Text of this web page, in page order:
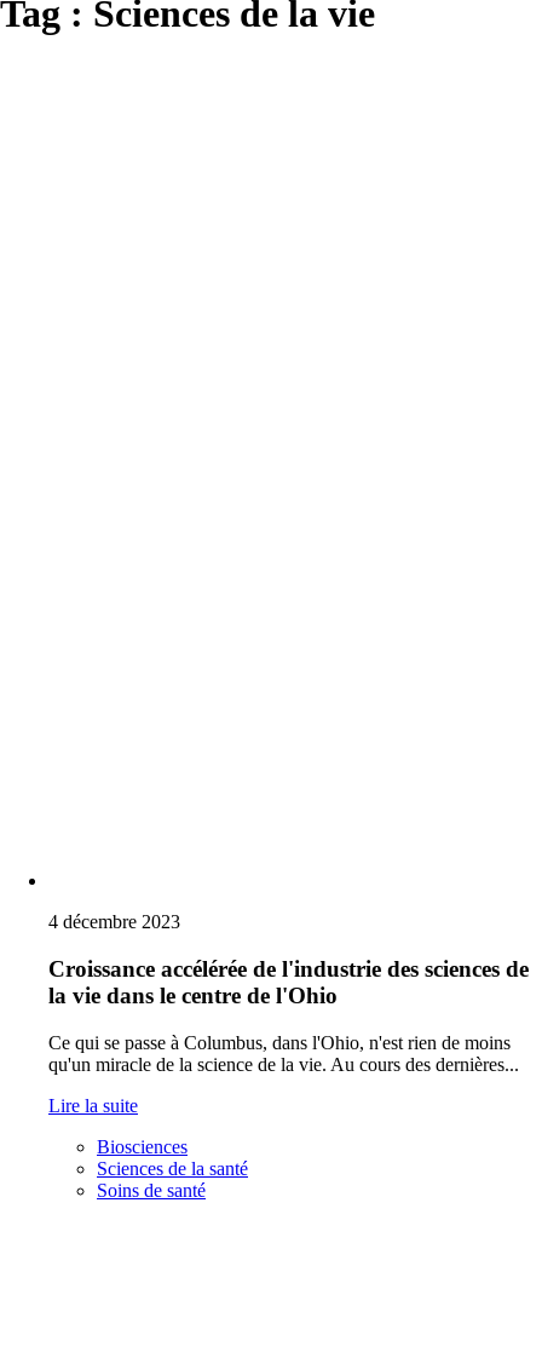
Tag : Sciences de la vie
4 décembre 2023
Croissance accélérée de l'industrie des sciences de
la vie dans le centre de l'Ohio
Ce qui se passe à Columbus, dans l'Ohio, n'est rien de moins
qu'un miracle de la science de la vie. Au cours des dernières...
Lire la suite
Biosciences
Sciences de la santé
Soins de santé